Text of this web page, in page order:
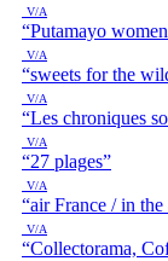
V/A
“Putamayo
V/A
“sweets for the
V/A
“Les chroniques
V/A
“27 plages”
V/A
“air France / in the
V/A
“Collectorama,